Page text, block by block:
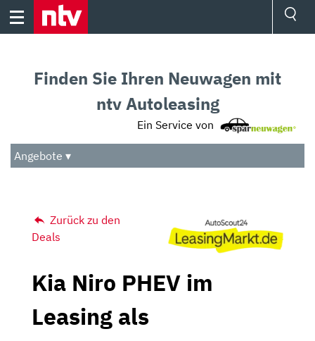
Skip
Audio
Das Beste
Finden Sie Ihren Neuwagen mit
ntv Autoleasing
Ein Service von
Angebote ▾
Zurück zu den
Deals
Kia Niro PHEV im
Leasing als